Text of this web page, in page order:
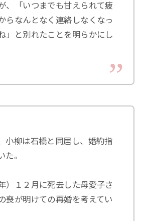
、「いつまでも甘えられて疲
らなんとなく連絡しなくなっ
」と別れたことを明らかにし
小柳は石橋と同居し、婚約指
た。
）１２月に死去した母愛子さ
喪が明けての再婚を考えてい